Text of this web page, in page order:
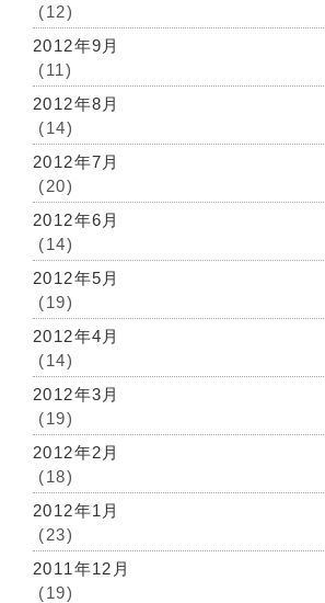
(12)
2012年9月
(11)
2012年8月
(14)
2012年7月
(20)
2012年6月
(14)
2012年5月
(19)
2012年4月
(14)
2012年3月
(19)
2012年2月
(18)
2012年1月
(23)
2011年12月
(19)